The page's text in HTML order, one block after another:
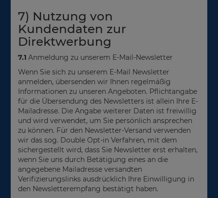
7) Nutzung von
Kundendaten zur
Direktwerbung
7.1 Anmeldung zu unserem E-Mail-Newsletter
Wenn Sie sich zu unserem E-Mail Newsletter
anmelden, übersenden wir Ihnen regelmäßig
Informationen zu unseren Angeboten. Pflichtangabe
für die Übersendung des Newsletters ist allein Ihre E-
Mailadresse. Die Angabe weiterer Daten ist freiwillig
und wird verwendet, um Sie persönlich ansprechen
zu können. Für den Newsletter-Versand verwenden
wir das sog. Double Opt-in Verfahren, mit dem
sichergestellt wird, dass Sie Newsletter erst erhalten,
wenn Sie uns durch Betätigung eines an die
angegebene Mailadresse versandten
Verifizierungslinks ausdrücklich Ihre Einwilligung in
den Newsletterempfang bestätigt haben.